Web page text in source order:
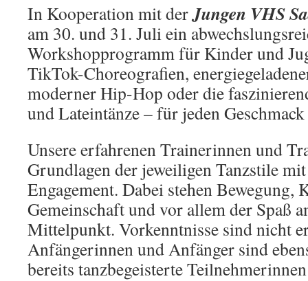
In Kooperation mit derJungen VHS
am 30. und 31. Juli ein
Workshopprogramm für Kinder und
TikTok-Choreografien,
moderner Hip-Hop oder die
und Lateintänze – für jeden
Unsere erfahrenen Trainerinnen und
Grundlagen der jeweiligen Tanzstile
Engagement. Dabei stehen Bewegung,
Gemeinschaft und vor allem der Spaß
Mittelpunkt. Vorkenntnisse sind nicht
Anfängerinnen und Anfänger sind
bereits tanzbegeisterte